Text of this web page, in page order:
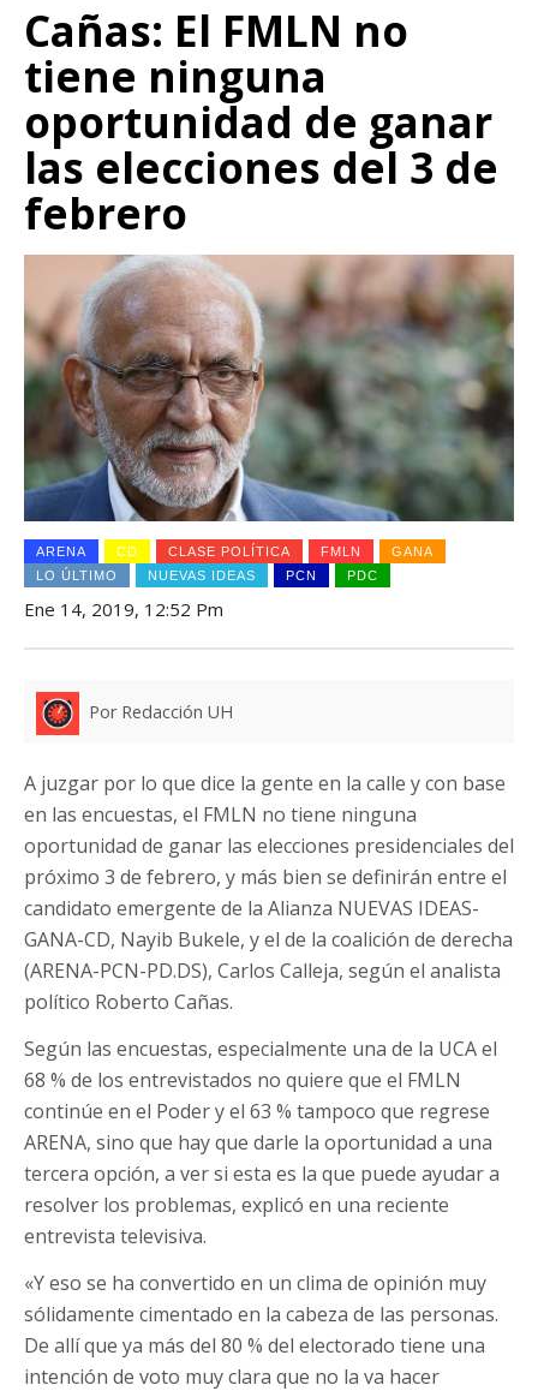
Cañas: El FMLN no
tiene ninguna
oportunidad de ganar
las elecciones del 3 de
febrero
ARENA CD CLASE POLÍTICA FMLN
GANA
LO ÚLTIMO
NUEVAS IDEAS PCN PDC
Ene 14, 2019, 12:52 Pm
Por Redacción UH
A juzgar por lo que dice la gente en la calle y con base
en las encuestas, el FMLN no tiene ninguna
oportunidad de ganar las elecciones presidenciales del
próximo 3 de febrero, y más bien se definirán entre el
candidato emergente de la Alianza NUEVAS IDEAS-
GANA-CD, Nayib Bukele, y el de la coalición de derecha
(ARENA-PCN-PD.DS), Carlos Calleja, según el analista
político Roberto Cañas.
Según las encuestas, especialmente una de la UCA el
68 % de los entrevistados no quiere que el FMLN
continúe en el Poder y el 63 % tampoco que regrese
ARENA, sino que hay que darle la oportunidad a una
tercera opción, a ver si esta es la que puede ayudar a
resolver los problemas, explicó en una reciente
entrevista televisiva.
«Y eso se ha convertido en un clima de opinión muy
sólidamente cimentado en la cabeza de las personas.
De allí que ya más del 80 % del electorado tiene una
intención de voto muy clara que no la va hacer